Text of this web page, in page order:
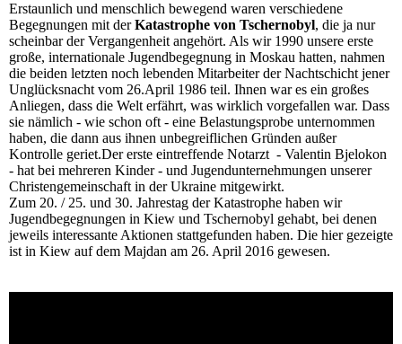
Erstaunlich und menschlich bewegend waren verschiedene
Begegnungen mit derKatastrophe von Tschernobyl, die ja nur
scheinbar der Vergangenheit angehört. Als wir 1990 unsere erste
große, internationale Jugendbegegnung in Moskau hatten, nahmen
die beiden letzten noch lebenden Mitarbeiter der Nachtschicht jener
Unglücksnacht vom 26.April 1986 teil. Ihnen war es ein großes
Anliegen, dass die Welt erfährt, was wirklich vorgefallen war. Dass
sie nämlich - wie schon oft - eine Belastungsprobe unternommen
haben, die dann aus ihnen unbegreiflichen Gründen außer
Kontrolle geriet.Der erste eintreffende Notarzt - Valentin Bjelokon
- hat bei mehreren Kinder - und Jugendunternehmungen unserer
Christengemeinschaft in der Ukraine mitgewirkt.
Zum 20. / 25. und 30. Jahrestag der Katastrophe haben wir
Jugendbegegnungen in Kiew und Tschernobyl gehabt, bei denen
jeweils interessante Aktionen stattgefunden haben. Die hier gezeigte
ist in Kiew auf dem Majdan am 26. April 2016 gewesen.